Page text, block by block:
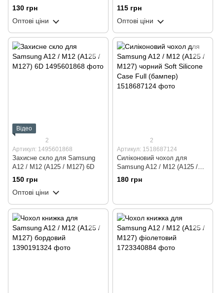
ударостійкий силіконовий
Shockproof (бампер)
130 грн
Оптові ціни
FullGlue
115 грн
Оптові ціни
Відео
2
Артикул: 1495601868
Захисне скло для Samsung
A12 / M12 (A125 / M127) 6D
150 грн
Оптові ціни
2
Артикул: 1518687124
Силіконовий чохол для
Samsung A12 / M12 (A125 /
M127) чорний Soft Silicone
Case Full (бампер)
180 грн